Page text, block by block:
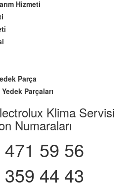
Hizmeti
Parça
Parçaları
Klima Servisi
Numaraları
59 56
44 43